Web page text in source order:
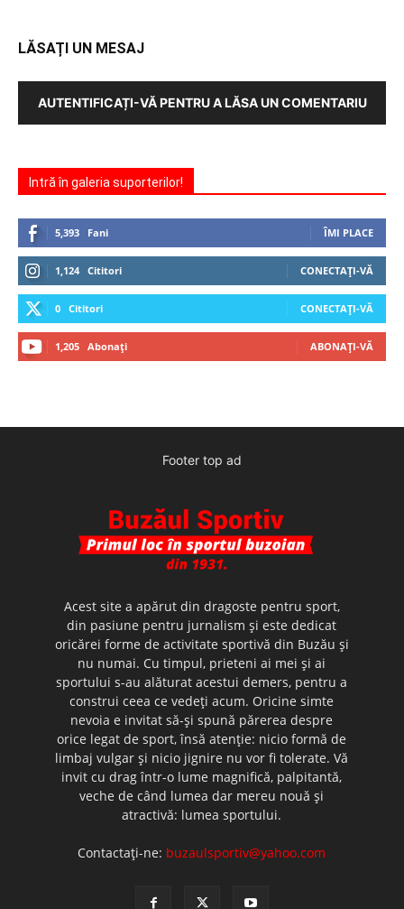
LĂSAȚI UN MESAJ
AUTENTIFICAȚI-VĂ PENTRU A LĂSA UN COMENTARIU
Intră în galeria suporterilor!
5,393 Fani ÎMI PLACE
1,124 Cititori CONECTAȚI-VĂ
0 Cititori CONECTAȚI-VĂ
1,205 Abonați ABONAȚI-VĂ
Footer top ad
Acest site a apărut din dragoste pentru sport,
din pasiune pentru jurnalism şi este dedicat
oricărei forme de activitate sportivă din Buzău şi
nu numai. Cu timpul, prieteni ai mei şi ai
sportului s-au alăturat acestui demers, pentru a
construi ceea ce vedeţi acum. Oricine simte
nevoia e invitat să-şi spună părerea despre
orice legat de sport, însă atenţie: nicio formă de
limbaj vulgar şi nicio jignire nu vor fi tolerate. Vă
invit cu drag într-o lume magnifică, palpitantă,
veche de când lumea dar mereu nouă şi
atractivă: lumea sportului.
Contactați-ne: buzaulsportiv@yahoo.com